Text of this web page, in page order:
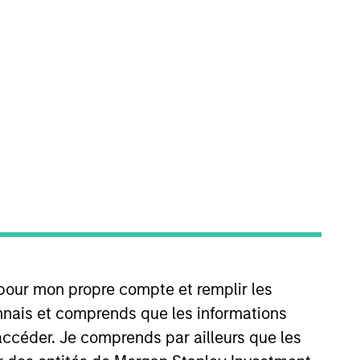
mon propre compte et remplir les
et comprends que les informations
Je comprends par ailleurs que les
that the investment mentioned
The trademarks and service marks
sponsored, or otherwise approved by
are providing these hyperlinks to you
investigation, verification or